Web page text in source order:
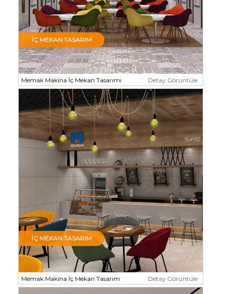
İÇ MEKAN TASARIM
Memak Makina İç Mekan Tasarımı Detay Görüntüle
İÇ MEKAN TASARIM
Memak Makina İç Mekan Tasarım Detay Görüntüle